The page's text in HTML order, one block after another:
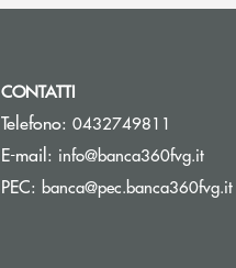
CONTATTI
Telefono: 0432749811
E-mail: info@banca360fvg.it(si
PEC: banca@pec.banca360fvg.it